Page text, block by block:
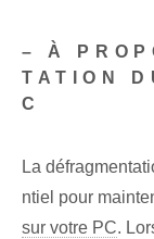
– À
TATION
C
La
ntiel pour
sur votre PC.